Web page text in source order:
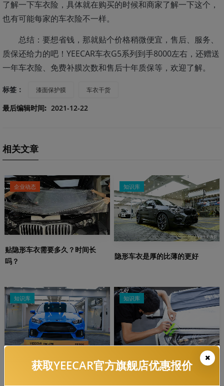
了解一下车衣险，具体就在购买的时候和商家了解一下这个，
也有可能每家的车衣险不一样。
总结：要想省钱，那就贴个价格稍微便宜，售后、服务、
质保还给力的吧！YEECAR车衣G5系列到手8000左右，还赠送
一年车衣险、免费补膜次数和售后十年质保等，欢迎了解。
标签： 漆面保护膜 车衣干货
最后编辑时间: 2021-12-22
相关文章
企业动态
贴隐形车衣需要多久？时间长
吗？
知识库
隐形车衣是厚的比薄的更好
知识库
隐形车衣常见的材质有哪些，哪
知识库
YEECAR：隐形车衣多久发黄，有
获取YEECAR官方旗舰店优惠报价